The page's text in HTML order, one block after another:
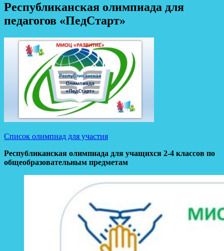
Республиканская олимпиада для
педагогов «ПедСтарт»
Список олимпиад для участия
Республиканская олимпиада для учащихся 2-4 классов по
общеобразовательным предметам